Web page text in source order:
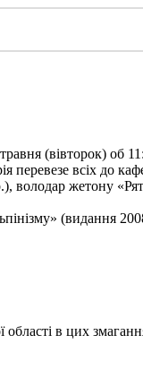
(вівторок) об
перевезе всіх до
володар жетону
(видання
в цих